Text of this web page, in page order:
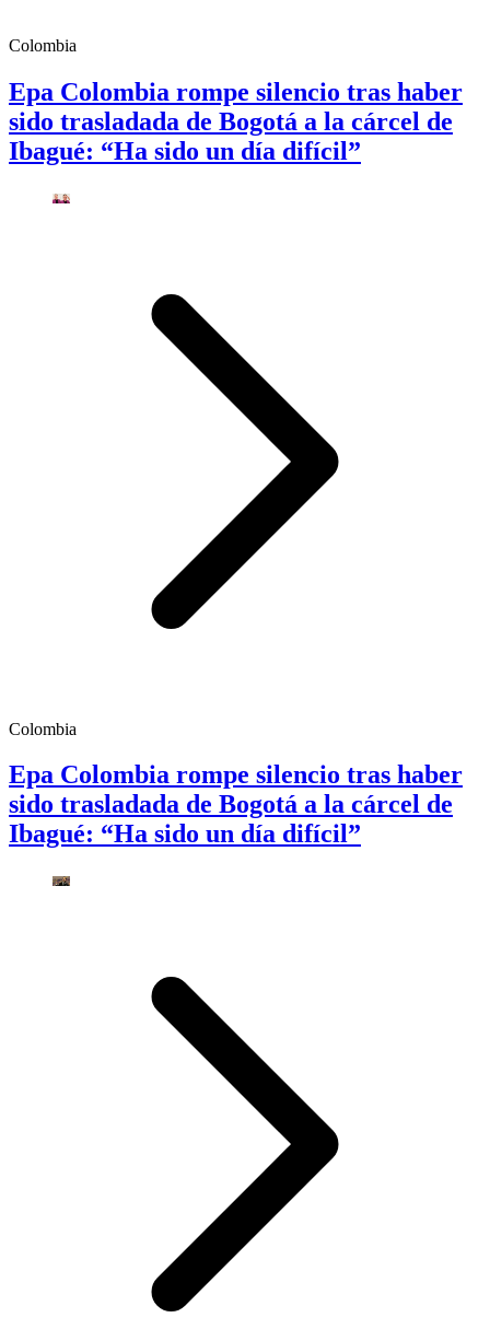
Colombia
Epa Colombia rompe silencio tras haber
sido trasladada de Bogotá a la cárcel de
Ibagué: “Ha sido un día difícil”
Colombia
Epa Colombia rompe silencio tras haber
sido trasladada de Bogotá a la cárcel de
Ibagué: “Ha sido un día difícil”